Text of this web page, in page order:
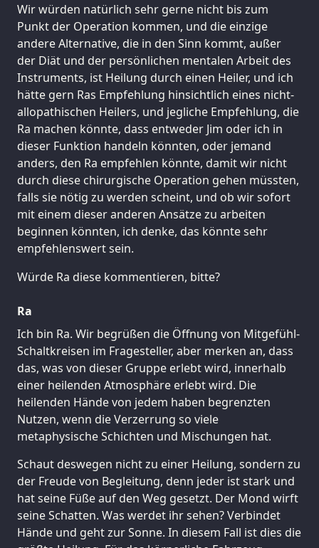
Wir würden natürlich sehr gerne nicht bis zum
Punkt der Operation kommen, und die einzige
andere Alternative, die in den Sinn kommt, außer
der Diät und der persönlichen mentalen Arbeit des
Instruments, ist Heilung durch einen Heiler, und ich
hätte gern Ras Empfehlung hinsichtlich eines nicht-
allopathischen Heilers, und jegliche Empfehlung, die
Ra machen könnte, dass entweder Jim oder ich in
dieser Funktion handeln könnten, oder jemand
anders, den Ra empfehlen könnte, damit wir nicht
durch diese chirurgische Operation gehen müssten,
falls sie nötig zu werden scheint, und ob wir sofort
mit einem dieser anderen Ansätze zu arbeiten
beginnen könnten, ich denke, das könnte sehr
empfehlenswert sein.
Würde Ra diese kommentieren, bitte?
Ra
Ich bin Ra. Wir begrüßen die Öffnung von Mitgefühl-
Schaltkreisen im Fragesteller, aber merken an, dass
das, was von dieser Gruppe erlebt wird, innerhalb
einer heilenden Atmosphäre erlebt wird. Die
heilenden Hände von jedem haben begrenzten
Nutzen, wenn die Verzerrung so viele
metaphysische Schichten und Mischungen hat.
Schaut deswegen nicht zu einer Heilung, sondern zu
der Freude von Begleitung, denn jeder ist stark und
hat seine Füße auf den Weg gesetzt. Der Mond wirft
seine Schatten. Was werdet ihr sehen? Verbindet
Hände und geht zur Sonne. In diesem Fall ist dies die